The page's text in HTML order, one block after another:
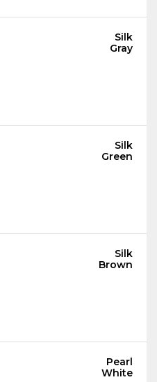
Silk
Gray
Silk
Green
Silk
Brown
Pearl
White